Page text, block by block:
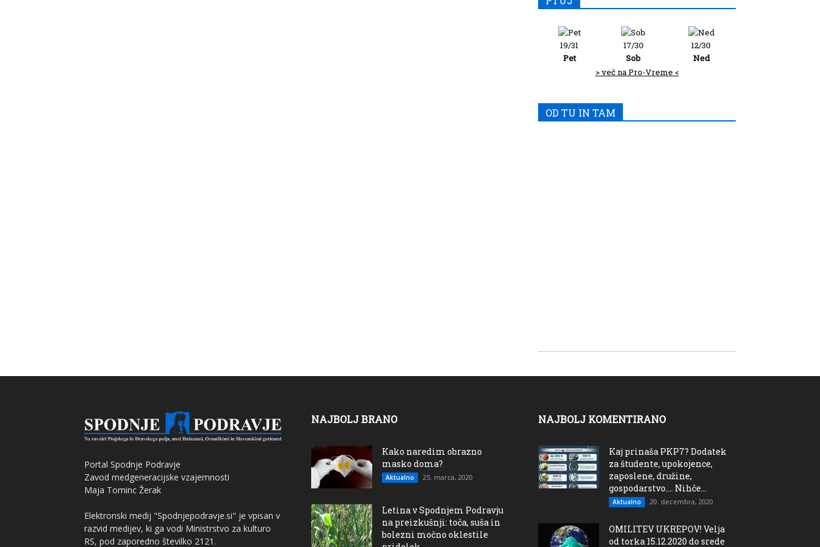
19/31
Pet
17/30
Sob
12/30
Ned
> več na Pro-Vreme <
OD TU IN TAM
Portal Spodnje Podravje
Zavod medgeneracijske vzajemnosti
Maja Tominc Žerak
Elektronski medij "Spodnjepodravje.si" je vpisan v
razvid medijev, ki ga vodi Ministrstvo za kulturo
RS, pod zaporedno številko 2121.
NAJBOLJ BRANO
Kako naredim obrazno
masko doma?
Aktualno 25. marca, 2020
Letina v Spodnjem Podravju
na preizkušnji: toča, suša in
bolezni močno oklestile
NAJBOLJ KOMENTIRANO
Kaj prinaša PKP7? Dodatek
za študente, upokojence,
zaposlene, družine,
gospodarstvo…. Nihče...
Aktualno 20. decembra, 2020
OMILITEV UKREPOV! Velja
od torka 15.12.2020 do srede